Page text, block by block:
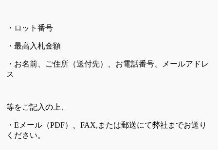
・ロット番号
・最高入札金額
・お名前、ご住所（送付先）、お電話番号、メールアドレ
ス
等をご記入の上、
・Eメール（PDF）、FAX,または郵送にて弊社までお送り
ください。